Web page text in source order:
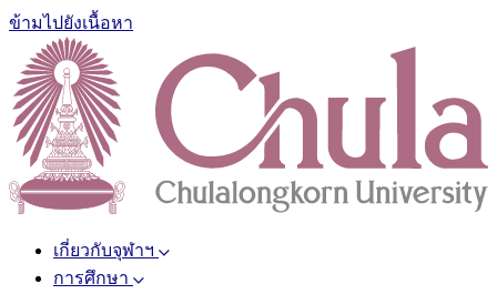
ข้ามไปยังเนื้อหา
เกี่ยวกับจุฬาฯ
การศึกษา